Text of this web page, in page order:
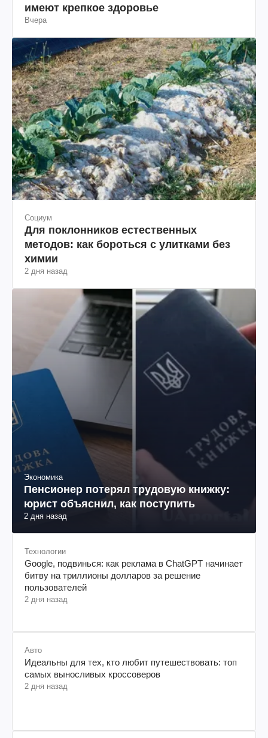
имеют крепкое здоровье
Вчера
Социум
Для поклонников естественных
методов: как бороться с улитками без
химии
2 дня назад
Экономика
Пенсионер потерял трудовую книжку:
юрист объяснил, как поступить
2 дня назад
Технологии
Google, подвинься: как реклама в ChatGPT начинает
битву на триллионы долларов за решение
пользователей
2 дня назад
Авто
Идеальны для тех, кто любит путешествовать: топ
самых выносливых кроссоверов
2 дня назад